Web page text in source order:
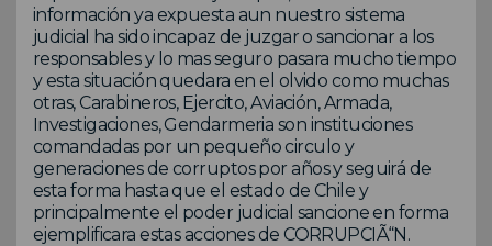
información ya expuesta aun nuestro sistema
judicial ha sido incapaz de juzgar o sancionar a los
responsables y lo mas seguro pasara mucho tiempo
y esta situación quedara en el olvido como muchas
otras, Carabineros, Ejercito, Aviación, Armada,
Investigaciones, Gendarmeria son instituciones
comandadas por un pequeño circulo y
generaciones de corruptos por años y seguirá de
esta forma hasta que el estado de Chile y
principalmente el poder judicial sancione en forma
ejemplificara estas acciones de CORRUPCIÃ“N.